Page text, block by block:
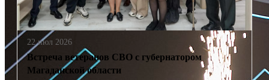
22 июл 2026
Встреча ветеранов СВО с губернатором
Магаданской области